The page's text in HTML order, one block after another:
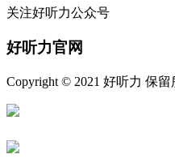
关注好听力公众号
好听力官网
Copyright © 2021 好听力 保留